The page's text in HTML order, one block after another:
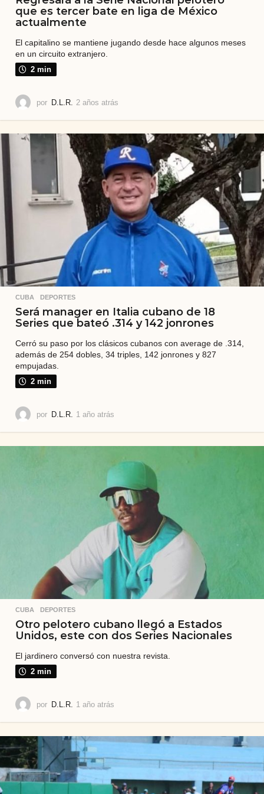
que es tercer bate en liga de México
actualmente
El capitalino se mantiene jugando desde hace algunos meses
en un circuito extranjero.
2 min
por D.L.R. 2 años atrás
o
s
a
t
r
á
s
CUBA ,DEPORTES
Será manager en Italia cubano de 18
Series que bateó .314 y 142 jonrones
Cerró su paso por los clásicos cubanos con average de .314,
además de 254 dobles, 34 triples, 142 jonrones y 827
empujadas.
2 min
por D.L.R. 1 año atrás
o
á
s
CUBA ,DEPORTES
Otro pelotero cubano llegó a Estados
Unidos, este con dos Series Nacionales
El jardinero conversó con nuestra revista.
2 min
por D.L.R. 1 año atrás
o
t
á